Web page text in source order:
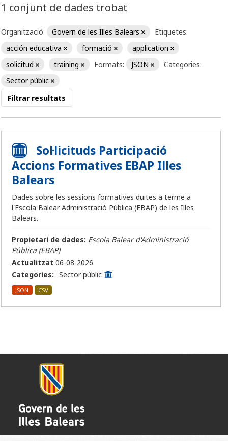
1 conjunt de dades trobat
Organització: Govern de les Illes Balears
Etiquetes:
acción educativa
formació
application
solicitud
training Formats: JSON
Categories:
Sector públic
Filtrar resultats
Sol·licituds Participació
Accions Formatives EBAP Illes
Balears
Dades sobre les sessions formatives duites a terme a
l'Escola Balear Administració Pública (EBAP) de les Illes
Balears.
Propietari de dades: Escola Balear d'Administració
Pública (EBAP)
Actualitzat 06-08-2026
Categories: Sector públic
JSON CSV